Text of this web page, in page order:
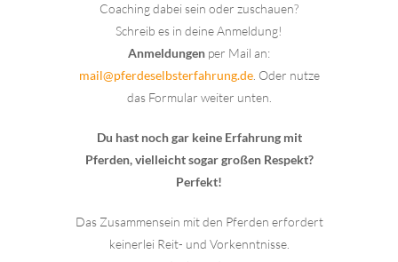
Coaching dabei sein oder zuschauen?
Schreib es in deine Anmeldung!
Anmeldungen per Mail an:
mail@pferdeselbsterfahrung.de. Oder nutze
das Formular weiter unten.
Du hast noch gar keine Erfahrung mit
Pferden, vielleicht sogar großen Respekt?
Perfekt!
Das Zusammensein mit den Pferden erfordert
keinerlei Reit- und Vorkenntnisse.